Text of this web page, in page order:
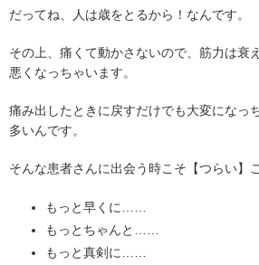
だってね、人は歳をとるから！なんです。
その上、痛くて動かさないので、筋力は衰
悪くなっちゃいます。
痛み出したときに戻すだけでも大変になっ
多いんです。
そんな患者さんに出会う時こそ【つらい】
もっと早くに……
もっとちゃんと……
もっと真剣に……